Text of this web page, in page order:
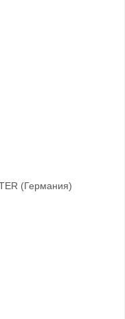
(Германия)